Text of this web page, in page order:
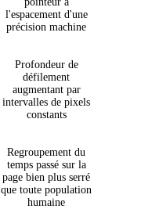
l'espacement d'une
précision machine
Profondeur de
défilement
augmentant par
intervalles de pixels
constants
Regroupement du
temps passé sur la
page bien plus serré
que toute population
humaine